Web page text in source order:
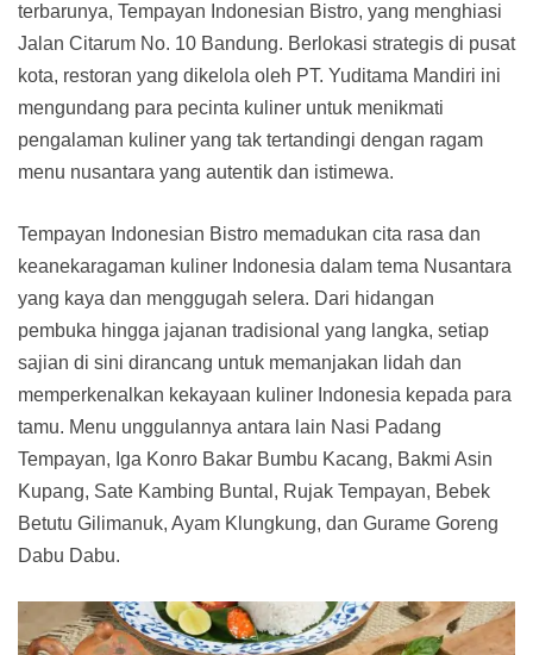
terbarunya, Tempayan Indonesian Bistro, yang menghiasi
Jalan Citarum No. 10 Bandung. Berlokasi strategis di pusat
kota, restoran yang dikelola oleh PT. Yuditama Mandiri ini
mengundang para pecinta kuliner untuk menikmati
pengalaman kuliner yang tak tertandingi dengan ragam
menu nusantara yang autentik dan istimewa.
Tempayan Indonesian Bistro memadukan cita rasa dan
keanekaragaman kuliner Indonesia dalam tema Nusantara
yang kaya dan menggugah selera. Dari hidangan
pembuka hingga jajanan tradisional yang langka, setiap
sajian di sini dirancang untuk memanjakan lidah dan
memperkenalkan kekayaan kuliner Indonesia kepada para
tamu. Menu unggulannya antara lain Nasi Padang
Tempayan, Iga Konro Bakar Bumbu Kacang, Bakmi Asin
Kupang, Sate Kambing Buntal, Rujak Tempayan, Bebek
Betutu Gilimanuk, Ayam Klungkung, dan Gurame Goreng
Dabu Dabu.